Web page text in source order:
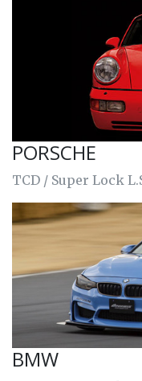
PORSCHE
TCD / Super Lock
BMW